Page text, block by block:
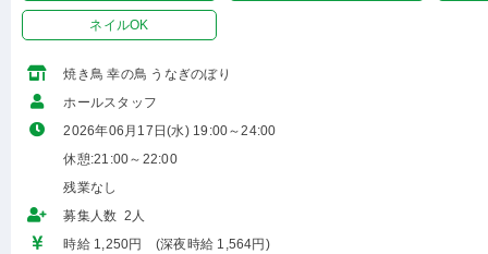
ネイルOK
焼き鳥 幸の鳥 うなぎのぼり
ホールスタッフ
2026年06月17日(水) 19:00～24:00
休憩:21:00～22:00
残業なし
募集人数 2人
時給 1,250円 (深夜時給 1,564円)